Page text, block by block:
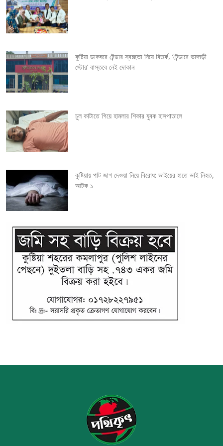
i
a
t
i
o
n
কুষ্টিয়া ডাকঘরে টেন্ডার স্বচ্ছতা নিয়ে বিতর্ক, ‘টেন্ডারে ভাঙ্গাড়ী
স্টোর’ বাস্তবে নেই দোকান
চুল কাটাতে গিয়ে হামলার শিকার যুবক হাসপাতালে
কুষ্টিয়ায় পাট জাগ দেওয়া নিয়ে বিরোধ: ভাইয়ের হাতে ভাই নিহত,
আটক ১